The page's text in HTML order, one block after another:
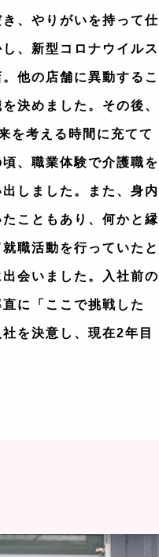
、やりがいを持って仕
、新型コロナウイルス
他の店舗に異動するこ
決めました。その後、
を考える時間に充てて
、職業体験で介護職を
しました。また、身内
こともあり、何かと縁
職活動を行っていたと
会いました。入社前の
に「ここで挑戦した
を決意し、現在2年目